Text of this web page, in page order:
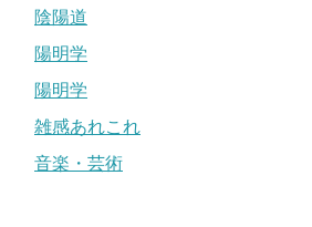
陰陽道
陽明学
陽明学
雑感あれこれ
音楽・芸術